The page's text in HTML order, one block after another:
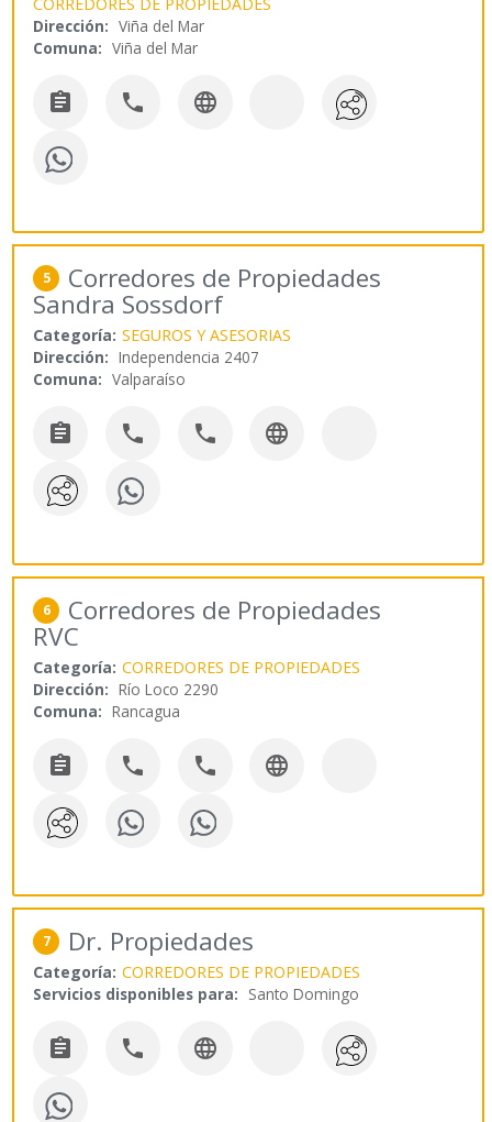
Dirección: Viña del Mar
Comuna: Viña del Mar
  
5 Corredores de Propiedades
Sandra Sossdorf
Categoría: SEGUROS Y ASESORIAS
Dirección: Independencia 2407
Comuna: Valparaíso
   
6 Corredores de Propiedades
RVC
Categoría: CORREDORES DE PROPIEDADES
Dirección: Río Loco 2290
Comuna: Rancagua
   
7 Dr. Propiedades
Categoría: CORREDORES DE PROPIEDADES
Servicios disponibles para: Santo Domingo
  